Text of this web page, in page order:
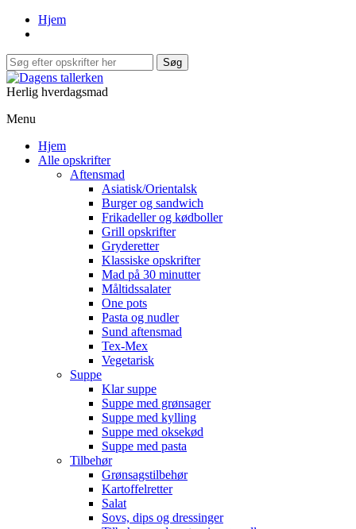
Hjem
Herlig hverdagsmad
Menu
Hjem
Alle opskrifter
Aftensmad
Asiatisk/Orientalsk
Burger og sandwich
Frikadeller og kødboller
Grill opskrifter
Gryderetter
Klassiske opskrifter
Mad på 30 minutter
Måltidssalater
One pots
Pasta og nudler
Sund aftensmad
Tex-Mex
Vegetarisk
Suppe
Klar suppe
Suppe med grønsager
Suppe med kylling
Suppe med oksekød
Suppe med pasta
Tilbehør
Grønsagstilbehør
Kartoffelretter
Salat
Sovs, dips og dressinger